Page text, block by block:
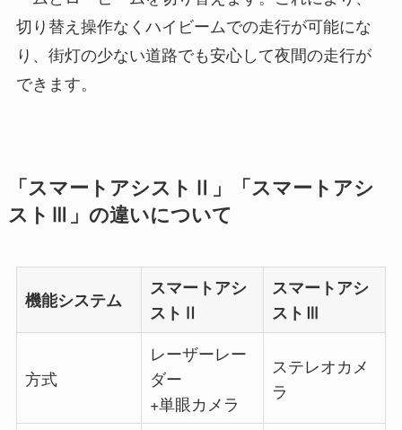
切り替え操作なくハイビームでの走行が可能にな
り、街灯の少ない道路でも安心して夜間の走行が
できます。
「スマートアシストⅡ」「スマートアシ
ストⅢ」の違いについて
機能システム
スマートアシ
ストⅡ
スマートアシ
ストⅢ
方式
レーザーレー
ダー
+単眼カメラ
ステレオカメ
ラ